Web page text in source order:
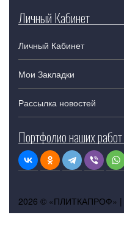
Личный Кабинет
Личный Кабинет
Мои Закладки
Рассылка новостей
Портфолио наших работ
2026 © «ПЛИТКАПРОФ» |